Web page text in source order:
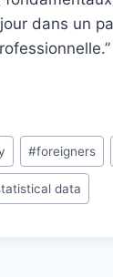
dans un
#foreigners
data